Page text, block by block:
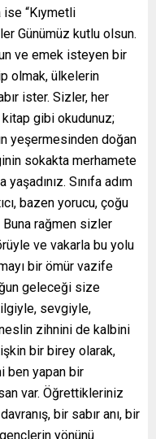
“Kıymetli
Günümüz kutlu olsun.
ve emek isteyen bir
olmak, ülkelerin
ister. Sizler, her
kitap gibi okudunuz;
yeşermesinden doğan
sokakta merhamete
Sınıfa adım
bazen yorucu, çoğu
Buna rağmen sizler
ve vakarla bu yolu
bir ömür vazife
geleceği size
sevgiyle,
zihnini de kalbini
bir birey olarak,
ben yapan bir
var. Öğrettikleriniz
bir sabır anı, bir
yönünü